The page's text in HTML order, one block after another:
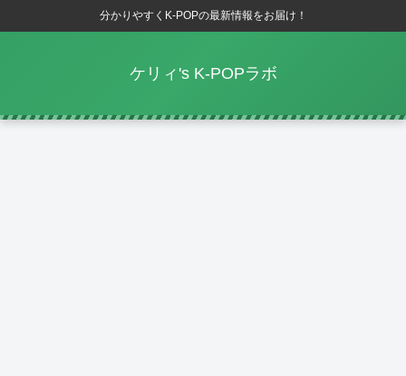
分かりやすくK-POPの最新情報をお届け！
ケリィ's K-POPラボ